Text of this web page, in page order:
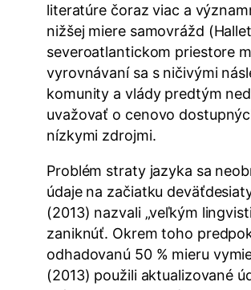
literatúre čoraz viac a
nižšej miere samovrážd
severoatlantickom priestore
vyrovnávaní sa s ničivými
komunity a vlády predtým
uvažovať o cenovo
nízkymi zdrojmi.
Problém straty jazyka sa
údaje na začiatku
(2013) nazvali „veľkým
zaniknúť. Okrem toho
odhadovanú 50 % mieru
(2013) použili aktualizované